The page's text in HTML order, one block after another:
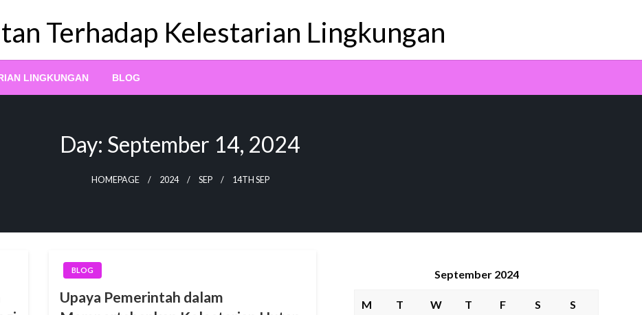
Terhadap Kelestarian Lingkungan
LINGKUNGAN BLOG
Day: September 14, 2024
HOMEPAGE 2024 SEP 14TH SEP
BLOG
Upaya Pemerintah dalam
September 2024
M T W T F S S